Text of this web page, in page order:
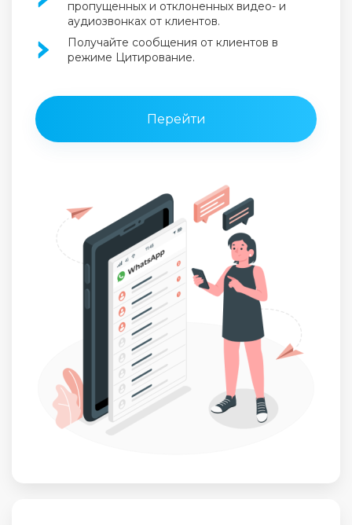
пропущенных и отклоненных видео- и
аудиозвонках от клиентов.
Получайте сообщения от клиентов в
режиме Цитирование.
Перейти